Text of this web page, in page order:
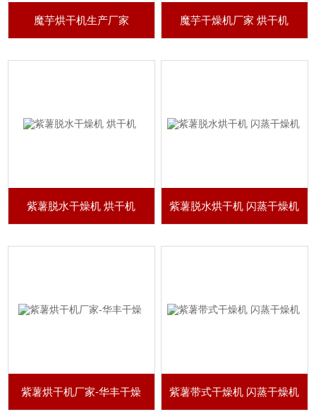
魔芋烘干机生产厂家 魔芋干燥机厂家 烘干机
紫薯脱水干燥机 烘干机 紫薯脱水烘干机 闪蒸干燥机
紫薯烘干机厂家-华丰干燥 紫薯带式干燥机 闪蒸干燥机